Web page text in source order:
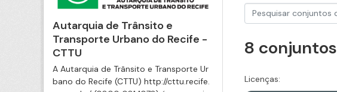
Autarquia de Trânsito e
Transporte Urbano do Recife -
CTTU
A Autarquia de Trânsito e Transporte Ur
bano do Recife (CTTU) http://cttu.recife.
8
Licenças: